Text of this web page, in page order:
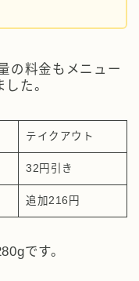
の料金もメニュー
た。
テイクアウト
32円引き
追加216円
です。